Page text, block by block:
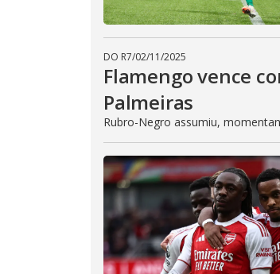
DO R7/02/11/2025
Flamengo vence
Palmeiras
Rubro-Negro assumiu,